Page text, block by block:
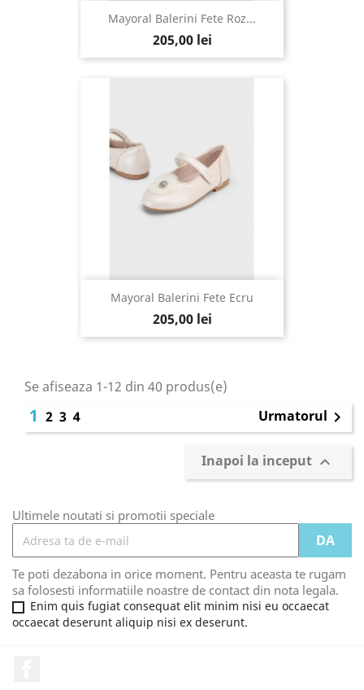
Mayoral Balerini Fete Roz...
205,00 lei
Mayoral Balerini Fete Ecru
205,00 lei
Se afiseaza 1-12 din 40 produs(e)
1 2 3 4 Urmatorul 
Inapoi la inceput 
Ultimele noutati si promotii speciale
Te poti dezabona in orice moment. Pentru aceasta te rugam
sa folosesti informatiile noastre de contact din nota legala.
Enim quis fugiat consequat elit minim nisi eu occaecat
occaecat deserunt aliquip nisi ex deserunt.